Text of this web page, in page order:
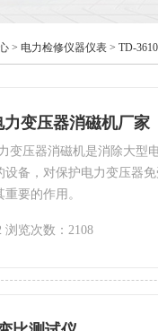
> 电力检修仪器仪表 > TD-
力变压器消磁机厂家
变压器消磁机是消除大型
设备，对保护电力变压器
要的作用。
浏览次数：2108